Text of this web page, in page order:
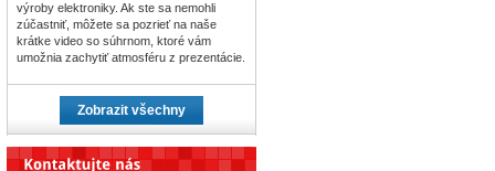
výroby elektroniky. Ak ste sa nemohli
zúčastniť, môžete sa pozrieť na naše
krátke video so súhrnom, ktoré vám
umožnia zachytiť atmosféru z prezentácie.
Zobrazit všechny